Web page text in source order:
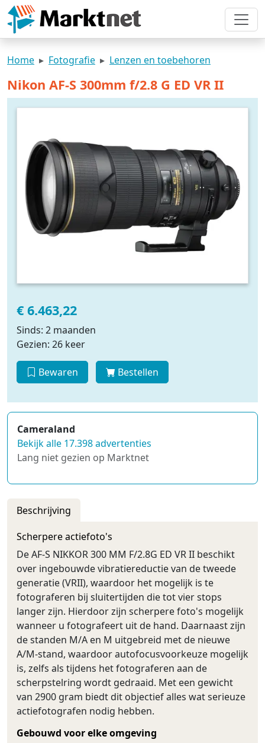
Home Fotografie Lenzen en toebehoren
Nikon AF-S 300mm f/2.8 G ED VR II
€ 6.463,22
Sinds: 2 maanden
Gezien: 26 keer
Bewaren Bestellen
Cameraland
Bekijk alle 17.398 advertenties
Lang niet gezien op Marktnet
Beschrijving
Scherpere actiefoto's
De AF-S NIKKOR 300 MM F/2.8G ED VR II beschikt
over ingebouwde vibratiereductie van de tweede
generatie (VRII), waardoor het mogelijk is te
fotograferen bij sluitertijden die tot vier stops
langer zijn. Hierdoor zijn scherpere foto's mogelijk
wanneer u fotografeert uit de hand. Daarnaast zijn
de standen M/A en M uitgebreid met de nieuwe
A/M-stand, waardoor autofocusvoorkeuze mogelijk
is, zelfs als tijdens het fotograferen aan de
scherpstelring wordt gedraaid. Met een gewicht
van 2900 gram biedt dit objectief alles wat serieuze
actiefotografen nodig hebben.
Gebouwd voor elke omgeving